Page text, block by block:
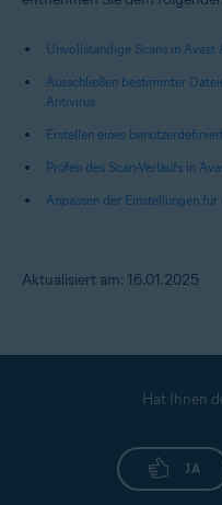
Unvollständige Scans in Avast
Ausschließen bestimmter
Antivirus
Erstellen eines
Prüfen des Scan-Verlaufs in
Anpassen der Einstellungen für
Aktualisiert am: 16.01.2025
Hat Ihnen
JA